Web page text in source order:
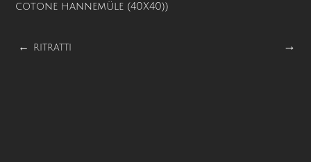
cotone hannemüle (40X40))
← RITRATTI →